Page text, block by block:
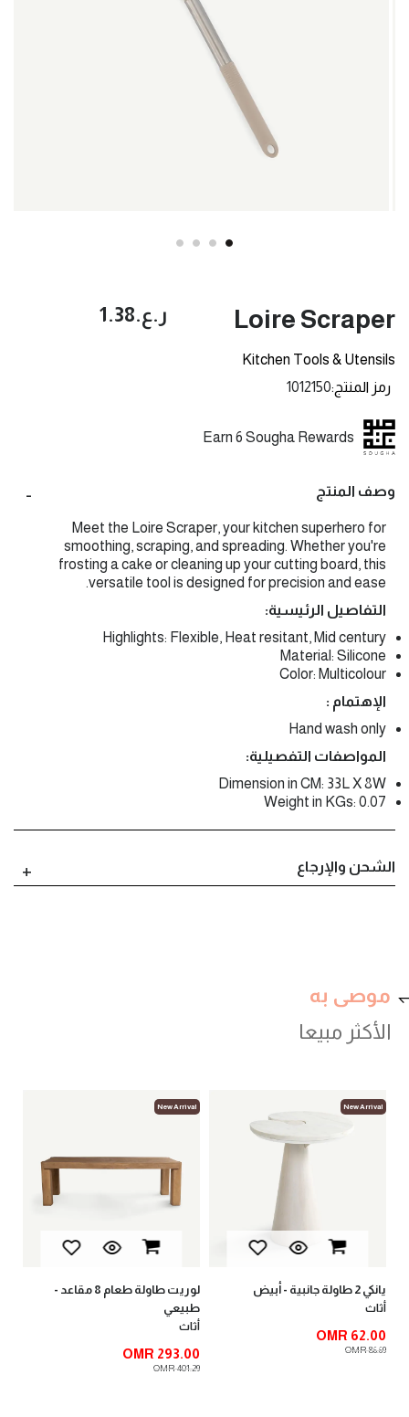
Loire Scraper
Kitchen Tools & Utensils
رمز المنتج 1012150
ر.ع.‏1.38
Earn 6 Sougha Rewards
وصف المنتج
Meet the Loire Scraper, your kitchen superhero for
smoothing, scraping, and spreading. Whether you're
frosting a cake or cleaning up your cutting board, this
versatile tool is designed for precision and ease.
التفاصيل الرئيسية:
Highlights: Flexible, Heat resitant, Mid century
Material: Silicone
Color: Multicolour
الإهتمام :
Hand wash only
المواصفات التفصيلية:
Dimension in CM: 33L X 8W
Weight in KGs: 0.07
الشحن والإرجاع
موصى به
New Arrival
يانكي 2 طاولة جانبية - أبيض
أثاث
OMR 62.00
OMR 86.69
New Arrival
لوريت طاولة طعام 8 مقاعد -
طبيعي
أثاث
OMR 293.00
OMR 401.29
الأكثر مبيعا